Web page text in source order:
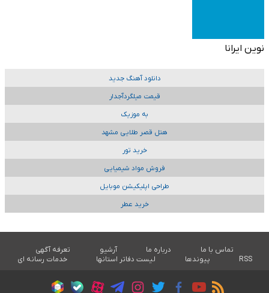
نوین ایرانا
دانلود آهنگ جدید
قیمت میلگردآجدار
به موزیک
هتل قصر طلایی مشهد
خرید تور
فروش مواد شیمیایی
طراحی اپلیکیشن موبایل
خرید عطر
تماس با ما درباره ما آرشیو
تعرفه آگهی
RSS
پیوندها لیست دفاتر استانها خدمات رسانه ای